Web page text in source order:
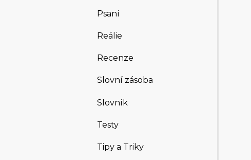
Psaní
Reálie
Recenze
Slovní zásoba
Slovník
Testy
Tipy a Triky